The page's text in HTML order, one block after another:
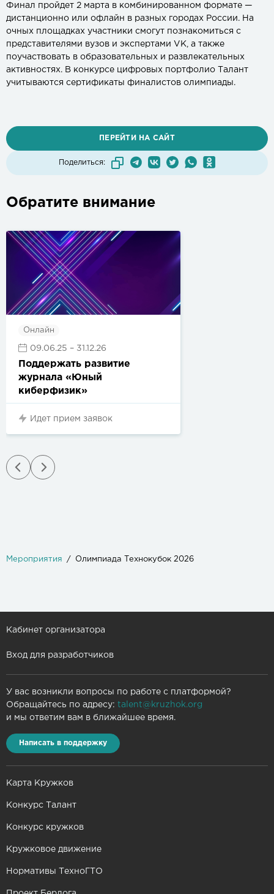
Финал пройдет 2 марта в комбинированном формате —
дистанционно или офлайн в разных городах России. На
очных площадках участники смогут познакомиться с
представителями вузов и экспертами VK, а также
поучаствовать в образовательных и развлекательных
активностях. В конкурсе цифровых портфолио Талант
учитываются сертификаты финалистов олимпиады.
ПЕРЕЙТИ НА САЙТ
Поделиться:
Обратите внимание
Онлайн
09.06.25 – 31.12.26
Поддержать развитие
журнала «Юный
киберфизик»
Идет прием заявок
Мероприятия Олимпиада Технокубок 2026
Кабинет организатора
Вход для разработчиков
У вас возникли вопросы по работе с платформой?
Обращайтесь по адресу: talent@kruzhok.org
и мы ответим вам в ближайшее время.
Написать в поддержку
Карта Кружков
Конкурс Талант
Конкурс кружков
Кружковое движение
Нормативы ТехноГТО